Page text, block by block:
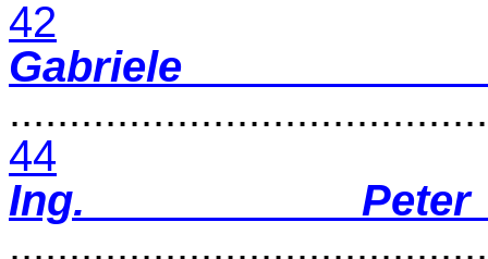
42
44
Ing. Peter